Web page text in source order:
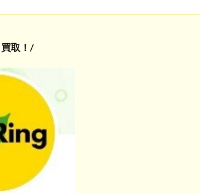
取！/